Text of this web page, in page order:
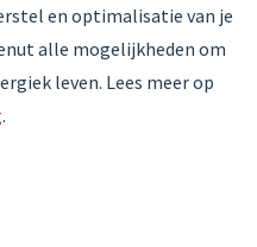
en optimalisatie van je
alle mogelijkheden om
leven. Lees meer op
.